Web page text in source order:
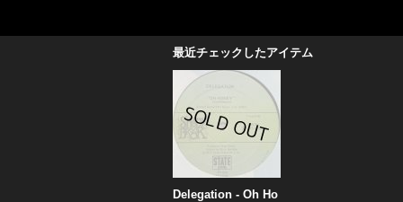
最近チェックしたアイテム
Delegation - Oh Ho